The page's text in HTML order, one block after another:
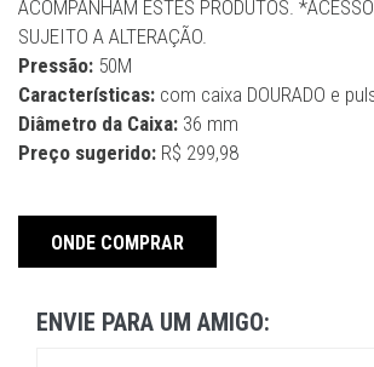
ACOMPANHAM ESTES PRODUTOS.
SUJEITO A ALTERAÇÃO.
Pressão: 50M
Características: com caixa DOURADO e
Diâmetro da Caixa: 36 mm
Preço sugerido: R$ 299,98
ONDE COMPRAR
ENVIE PARA UM AMIGO: